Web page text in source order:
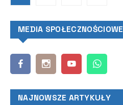
MEDIA SPOŁECZNOŚCIOWE
NAJNOWSZE ARTYKUŁY